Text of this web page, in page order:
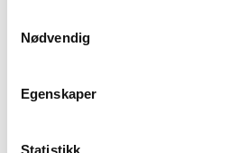
Nødvendig
Egenskaper
Statistikk